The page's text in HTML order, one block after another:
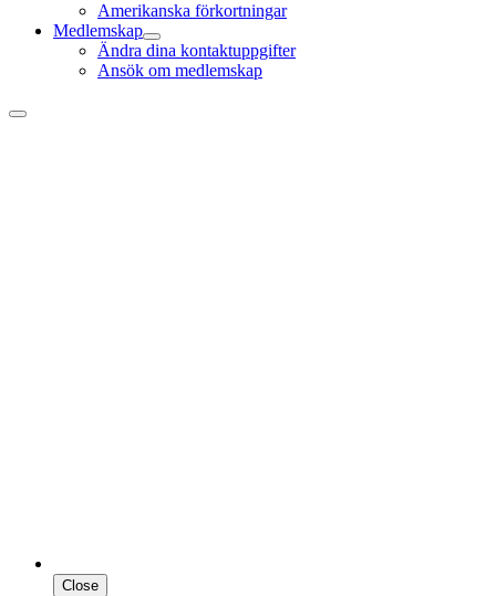
Amerikanska förkortningar
Medlemskap
Ändra dina kontaktuppgifter
Ansök om medlemskap
Close